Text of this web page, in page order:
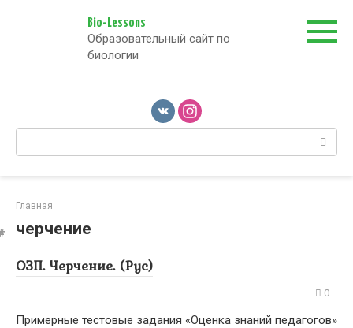
Bio-Lessons
Образовательный сайт по
биологии
Поиск:
Главная
черчение
ОЗП. Черчение. (Рус)
0
Примерные тестовые задания «Оценка знаний педагогов»